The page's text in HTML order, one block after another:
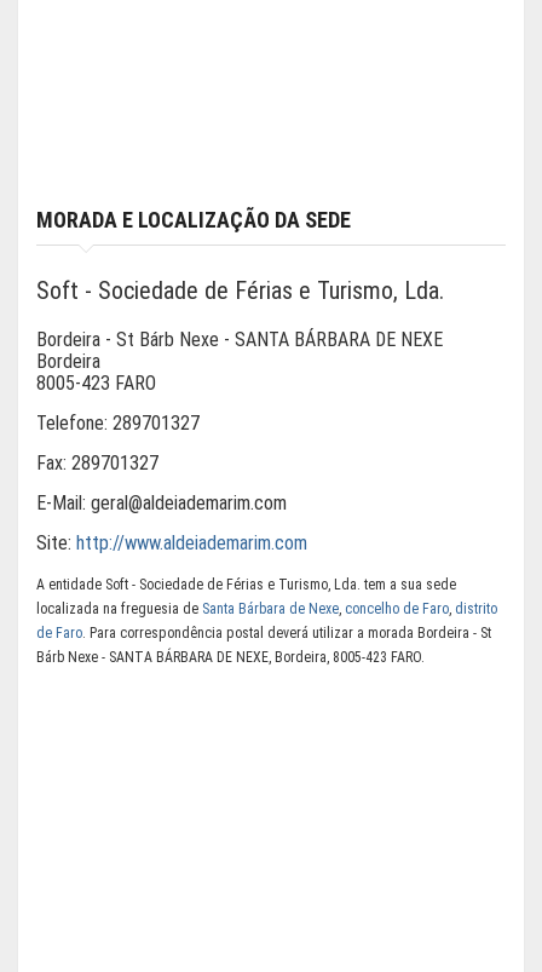
MORADA E LOCALIZAÇÃO DA SEDE
Soft - Sociedade de Férias e Turismo, Lda.
Bordeira - St Bárb Nexe - SANTA BÁRBARA DE NEXE
Bordeira
8005-423 FARO
Telefone: 289701327
Fax: 289701327
E-Mail: geral@aldeiademarim.com
Site: http://www.aldeiademarim.com
A entidade Soft - Sociedade de Férias e Turismo, Lda. tem a sua sede
localizada na freguesia de Santa Bárbara de Nexe, concelho de Faro, distrito
de Faro. Para correspondência postal deverá utilizar a morada Bordeira - St
Bárb Nexe - SANTA BÁRBARA DE NEXE, Bordeira, 8005-423 FARO.